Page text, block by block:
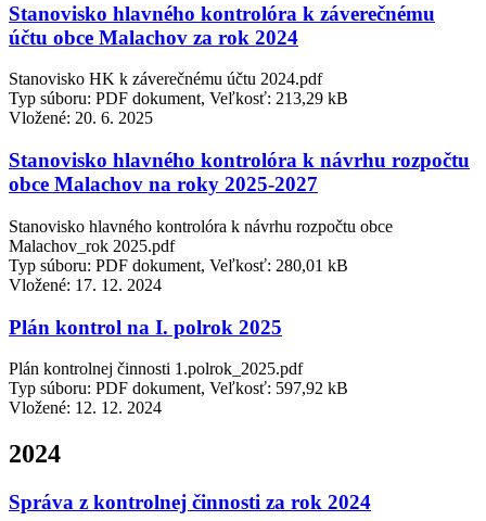
Stanovisko hlavného kontrolóra k záverečnému
účtu obce Malachov za rok 2024
Stanovisko HK k záverečnému účtu 2024.pdf
Typ súboru: PDF dokument, Veľkosť: 213,29 kB
Vložené: 20. 6. 2025
Stanovisko hlavného kontrolóra k návrhu rozpočtu
obce Malachov na roky 2025-2027
Stanovisko hlavného kontrolóra k návrhu rozpočtu obce
Malachov_rok 2025.pdf
Typ súboru: PDF dokument, Veľkosť: 280,01 kB
Vložené: 17. 12. 2024
Plán kontrol na I. polrok 2025
Plán kontrolnej činnosti 1.polrok_2025.pdf
Typ súboru: PDF dokument, Veľkosť: 597,92 kB
Vložené: 12. 12. 2024
2024
Správa z kontrolnej činnosti za rok 2024